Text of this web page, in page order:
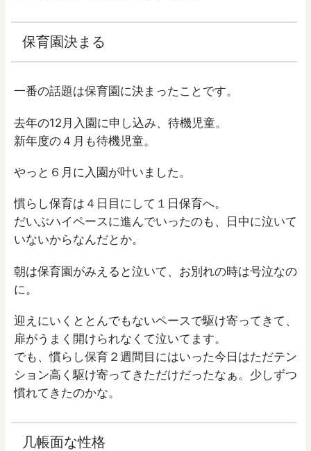
保育園決まる
一番の話題は保育園に決まったことです。
去年の12月入園に申し込み、待機児童。
新年度の４月も待機児童。
やっと６月に入園が叶いました。
慣らし保育は４日目にして１日保育へ。
だいぶハイペースに進んでいったのも、日中に泣いて
いないからなんだとか。
朝は保育園がみえると泣いて、お別れの時は号泣なの
に。
迎えにいくととんでもないペースで駆け寄ってきて、
扉がうまく開けられなくて泣いてます。
でも、慣らし保育２週間目にはいった今日はただテン
ション高く駆け寄ってきただけだったなぁ。少しずつ
慣れてきたのかな。
几帳面な性格